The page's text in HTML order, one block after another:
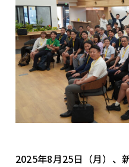
2025年8月25日（月）、